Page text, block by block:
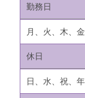
勤務日
月、火、木、
休日
日、水、祝、